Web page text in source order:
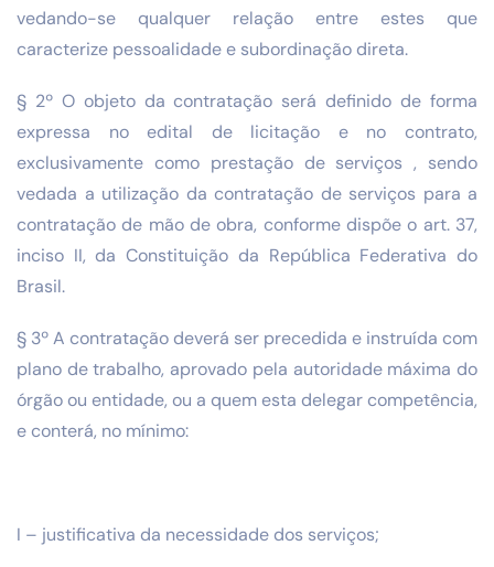
vedando-se qualquer relação entre estes que
caracterize pessoalidade e subordinação direta.
§ 2º O objeto da contratação será definido de forma
expressa no edital de licitação e no contrato,
exclusivamente como prestação de serviços , sendo
vedada a utilização da contratação de serviços para a
contratação de mão de obra, conforme dispõe o art. 37,
inciso II, da Constituição da República Federativa do
Brasil.
§ 3º A contratação deverá ser precedida e instruída com
plano de trabalho, aprovado pela autoridade máxima do
órgão ou entidade, ou a quem esta delegar competência,
e conterá, no mínimo:
I – justificativa da necessidade dos serviços;